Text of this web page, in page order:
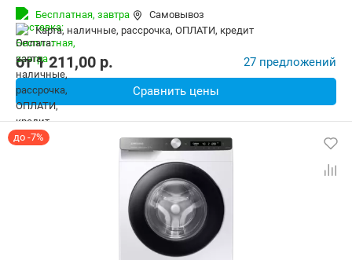
Количество программ:
Дополнительные функции:
Безопасность:
Защита от детей, Защита от перепадов
Ширина:60 см
Бесплатная, завтра
Самовывоз
карта, наличные, рассрочка, ОПЛАТИ, кредит
от1 211,00 p. 27 предложений
Сравнить цены
до -7%